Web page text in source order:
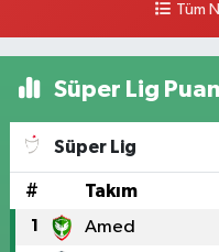
Yol
Tüm
Süper Lig
Süper Lig
# Takım
1 Amed